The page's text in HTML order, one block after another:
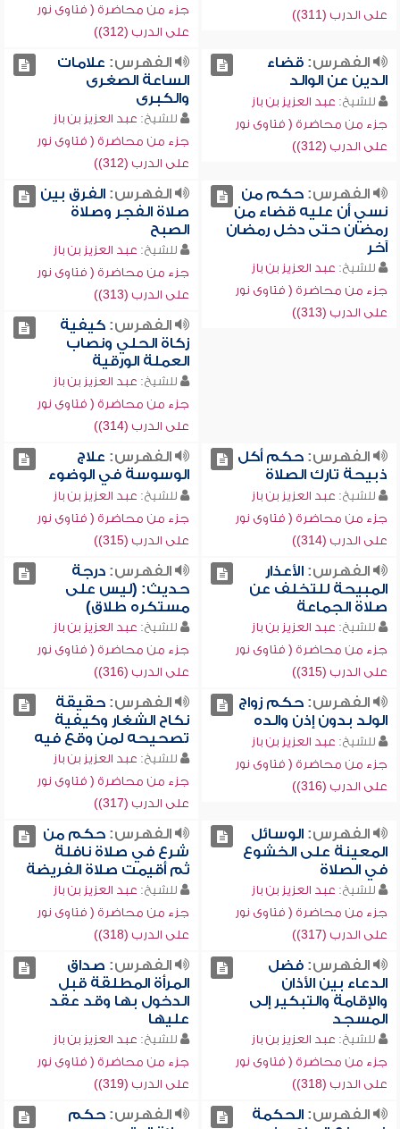
على الدرب (311))
جزء من محاضرة ( فتاوى نور
على الدرب (312))
الفهرس:قضاء
الدين عن الوالد
للشيخ: عبد العزيز بن باز
جزء من محاضرة ( فتاوى نور
على الدرب (312))
الفهرس: علامات
الساعة الصغرى
والكبرى
للشيخ: عبد العزيز بن باز
جزء من محاضرة ( فتاوى نور
على الدرب (312))
الفهرس:حكم من
نسي أن عليه قضاء من
رمضان حتى دخل رمضان
آخر
للشيخ: عبد العزيز بن باز
جزء من محاضرة ( فتاوى نور
على الدرب (313))
الفهرس:الفرق بين
صلاة الفجر وصلاة
الصبح
للشيخ: عبد العزيز بن باز
جزء من محاضرة ( فتاوى نور
على الدرب (313))
الفهرس:كيفية
زكاة الحلي ونصاب
العملة الورقية
للشيخ: عبد العزيز بن باز
جزء من محاضرة ( فتاوى نور
على الدرب (314))
الفهرس:حكم أكل
ذبيحة تارك الصلاة
للشيخ: عبد العزيز بن باز
جزء من محاضرة ( فتاوى نور
على الدرب (314))
الفهرس: علاج
الوسوسة في الوضوء
للشيخ: عبد العزيز بن باز
جزء من محاضرة ( فتاوى نور
على الدرب (315))
الفهرس:الأعذار
المبيحة للتخلف عن
صلاة الجماعة
للشيخ: عبد العزيز بن باز
جزء من محاضرة ( فتاوى نور
على الدرب (315))
الفهرس:درجة
حديث: (ليس على
مستكره طلاق)
للشيخ: عبد العزيز بن باز
جزء من محاضرة ( فتاوى نور
على الدرب (316))
الفهرس:حكم زواج
الولد بدون إذن والده
للشيخ: عبد العزيز بن باز
جزء من محاضرة ( فتاوى نور
على الدرب (316))
الفهرس:حقيقة
نكاح الشغار وكيفية
تصحيحه لمن وقع فيه
للشيخ: عبد العزيز بن باز
جزء من محاضرة ( فتاوى نور
على الدرب (317))
الفهرس:الوسائل
المعينة على الخشوع
في الصلاة
للشيخ: عبد العزيز بن باز
جزء من محاضرة ( فتاوى نور
على الدرب (317))
الفهرس:حكم من
شرع في صلاة نافلة
ثم أقيمت صلاة الفريضة
للشيخ: عبد العزيز بن باز
جزء من محاضرة ( فتاوى نور
على الدرب (318))
الفهرس:فضل
الدعاء بين الأذان
والإقامة والتبكير إلى
المسجد
للشيخ: عبد العزيز بن باز
جزء من محاضرة ( فتاوى نور
على الدرب (318))
الفهرس: صداق
المرأة المطلقة قبل
الدخول بها وقد عقد
عليها
للشيخ: عبد العزيز بن باز
جزء من محاضرة ( فتاوى نور
على الدرب (319))
الفهرس:الحكمة
الفهرس:حكم